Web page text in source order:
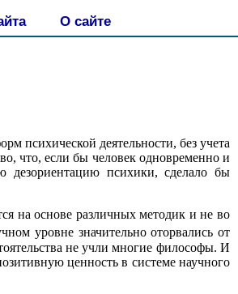
О сайте
психической деятельности, без учета
что, если бы человек одновременно и
психики, сделало бы
на основе различных методик и не во
уровне значительно оторвались от
не учли многие философы. И
ценность в системе научного